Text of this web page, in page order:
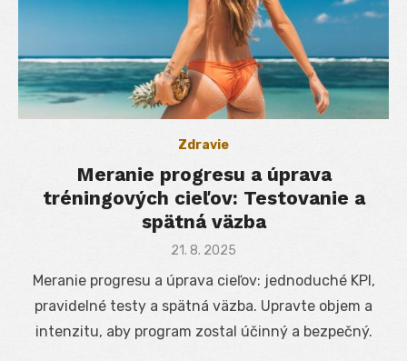
Zdravie
Meranie progresu a úprava
tréningových cieľov: Testovanie a
spätná väzba
Posted
21. 8. 2025
Meranie progresu a úprava cieľov: jednoduché KPI,
pravidelné testy a spätná väzba. Upravte objem a
intenzitu, aby program zostal účinný a bezpečný.